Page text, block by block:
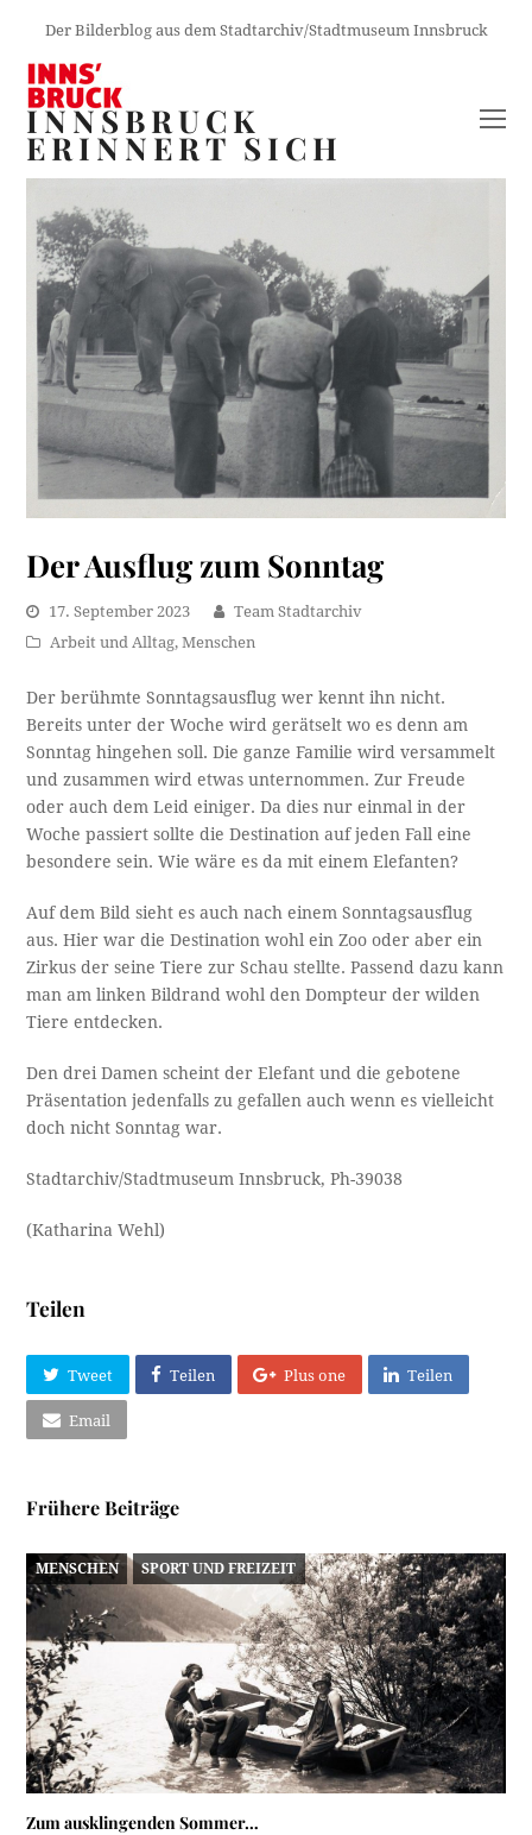
Der Bilderblog aus dem Stadtarchiv/Stadtmuseum Innsbruck
INNSBRUCK
ERINNERT SICH
Der Ausflug zum Sonntag
17. September 2023
Team Stadtarchiv
Arbeit und Alltag,Menschen
Der berühmte Sonntagsausflug wer kennt ihn nicht.
Bereits unter der Woche wird gerätselt wo es denn am
Sonntag hingehen soll. Die ganze Familie wird versammelt
und zusammen wird etwas unternommen. Zur Freude
oder auch dem Leid einiger. Da dies nur einmal in der
Woche passiert sollte die Destination auf jeden Fall eine
besondere sein. Wie wäre es da mit einem Elefanten?
Auf dem Bild sieht es auch nach einem Sonntagsausflug
aus. Hier war die Destination wohl ein Zoo oder aber ein
Zirkus der seine Tiere zur Schau stellte. Passend dazu kann
man am linken Bildrand wohl den Dompteur der wilden
Tiere entdecken.
Den drei Damen scheint der Elefant und die gebotene
Präsentation jedenfalls zu gefallen auch wenn es vielleicht
doch nicht Sonntag war.
Stadtarchiv/Stadtmuseum Innsbruck, Ph-39038
(Katharina Wehl)
Teilen
Tweet Teilen Plus one Teilen
Email
Frühere Beiträge
MENSCHEN SPORT UND FREIZEIT
Zum ausklingenden Sommer…